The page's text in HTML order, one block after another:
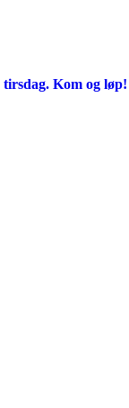
Kom og løp!